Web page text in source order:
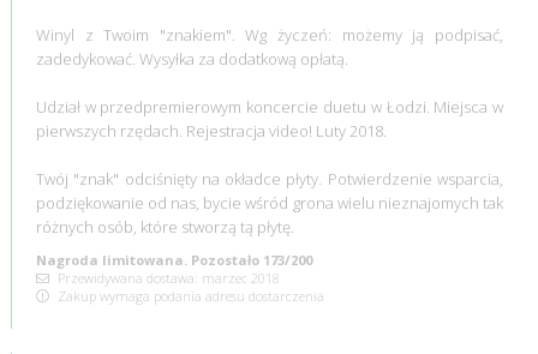
Winyl z Twoim "znakiem". Wg życzeń: możemy ją podpisać,
zadedykować. Wysyłka za dodatkową opłatą.
Udział w przedpremierowym koncercie duetu w Łodzi. Miejsca w
pierwszych rzędach. Rejestracja video! Luty 2018.
Twój "znak" odciśnięty na okładce płyty. Potwierdzenie wsparcia,
podziękowanie od nas, bycie wśród grona wielu nieznajomych tak
różnych osób, które stworzą tą płytę.
Nagroda limitowana. Pozostało 173/200
Przewidywana dostawa: marzec 2018
Zakup wymaga podania adresu dostarczenia